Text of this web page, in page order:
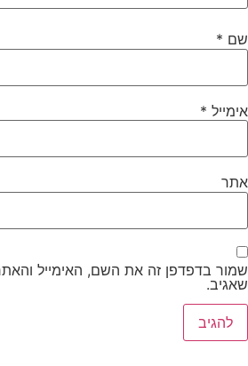
שם *
אימייל *
אתר
שמור בדפדפן זה את השם, האימייל
שאגיב.